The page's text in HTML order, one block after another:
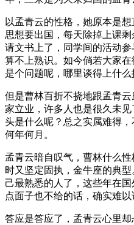
以孟青云的性格，她原本是
思想要出国，每天除掉上课
请文书上了，同学间的活动
算不上熟识。如今倘若大家
是个问题呢，哪里谈得上什么
但是曹林百折不挠地跟孟青
家立业，许多人也是很久未
头是什么呢？总之实属难得
何年何月。
孟青云暗自叹气，曹林什么
时又坚定固执，金牛座的典
己最熟悉的人了，这些年在
点面子也不给的话，确实难
答应是答应了，孟青云心里